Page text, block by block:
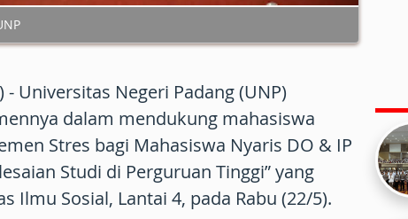
- Universitas Negeri Padang (UNP)
dalam mendukung mahasiswa
Stres bagi Mahasiswa Nyaris DO & IP
Studi di Perguruan Tinggi” yang
Ilmu Sosial, Lantai 4, pada Rabu (22/5).